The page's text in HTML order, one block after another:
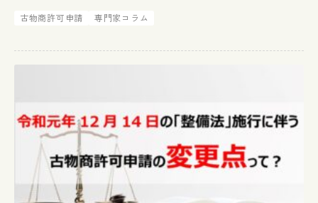
面・押印・対面を前提とした国内の制度・慣行を見直
の実現に向けて取り組むため、全 […]
古物商許可申請 専門家コラム